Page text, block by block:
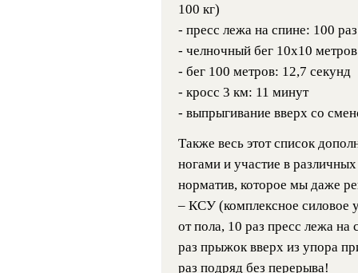
100 кг)
- пресс лежа на спине: 100 раз
- челночный бег 10х10
- бег 100 метров: 12,7 секунд
- кросс 3 км: 11 минут
- выпрыгивание вверх со
Также весь этот список
ногами и участие в
норматив, которое мы даже
– КСУ (комплексное силовое
от пола, 10 раз пресс лежа
раз прыжок вверх из упора
раз подряд без перерыва!